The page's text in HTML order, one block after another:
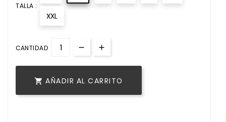
TALLA :
XXL
CANTIDAD
 AÑADIR AL CARRITO